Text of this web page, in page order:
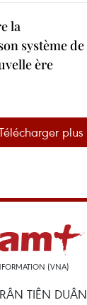
la
système de
ère
plus
(VNA)
TIÊN DUÂN